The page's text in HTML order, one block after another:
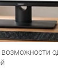
возможности